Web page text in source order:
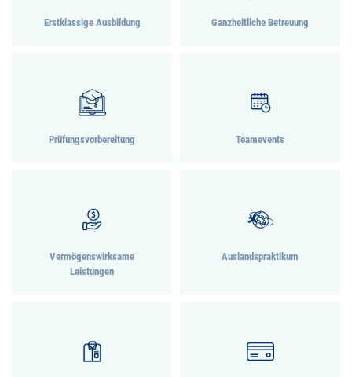
Erstklassige Ausbildung Ganzheitliche Betreuung
Prüfungsvorbereitung Teamevents
Vermögenswirksame
Leistungen
Auslandspraktikum